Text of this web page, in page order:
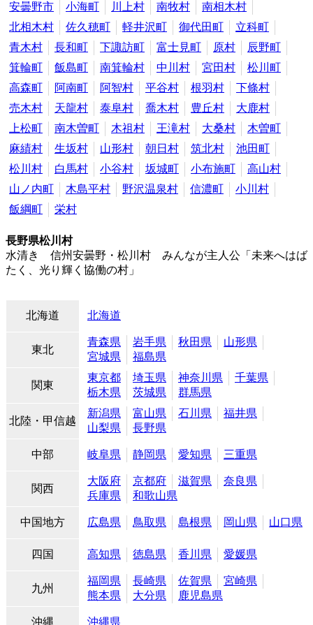
安曇野市
小海町 川上村 南牧村
南相木村
北相木村
佐久穂町 軽井沢町 御代田町
立科町
青木村
長和町 下諏訪町 富士見町 原村
辰野町
箕輪町
飯島町 南箕輪村 中川村 宮田村
松川町
高森町
阿南町 阿智村 平谷村 根羽村
下條村
売木村
天龍村 泰阜村 喬木村 豊丘村
大鹿村
上松町
南木曽町 木祖村 王滝村 大桑村
木曽町
麻績村
生坂村 山形村 朝日村 筑北村
池田町
松川村
白馬村 小谷村 坂城町 小布施町
高山村
山ノ内町
木島平村 野沢温泉村 信濃町
小川村
飯綱町
栄村
長野県松川村
水清き 信州安曇野・松川村 みんなが主人公「未来へはば
たく、光り輝く協働の村」
北海道 北海道
東北
青森県 岩手県 秋田県
山形県
宮城県
福島県
関東
東京都 埼玉県 神奈川県
千葉県
栃木県
茨城県 群馬県
北陸・甲信越
新潟県 富山県 石川県
福井県
山梨県
長野県
中部 岐阜県 静岡県 愛知県 三重県
関西
大阪府 京都府 滋賀県
奈良県
兵庫県
和歌山県
中国地方 広島県 鳥取県 島根県 岡山県 山口県
四国 高知県 徳島県 香川県 愛媛県
九州
福岡県 長崎県 佐賀県
宮崎県
熊本県
大分県 鹿児島県
沖縄 沖縄県